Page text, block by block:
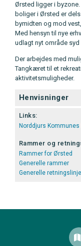
Ørsted ligger i
boliger i Ørsted er
bymidten og mod
Med hensyn til nye
udlagt nyt område
Der arbejdes med
Tangkæret til et
aktivitetsmuligheder.
Henvisninger
Links:
Norddjurs
Rammer og
Rammer for Ørsted
Generelle rammer
Generelle